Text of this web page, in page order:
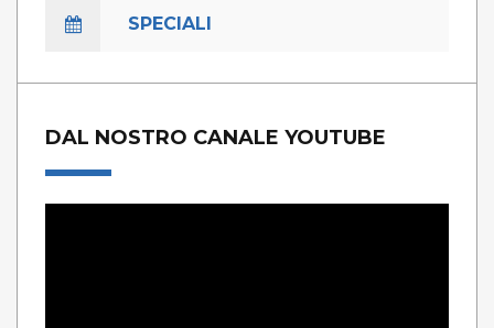
SPECIALI
DAL NOSTRO CANALE YOUTUBE